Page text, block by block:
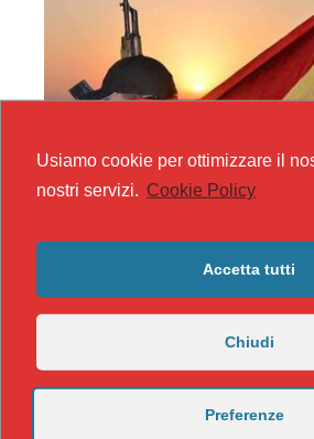
Usiamo cookie per ottimizzare il
nostri servizi. Cookie Policy
Accetta tutti
Chiudi
Preferenze